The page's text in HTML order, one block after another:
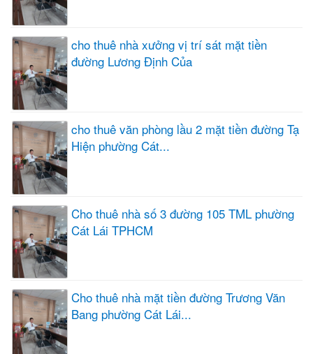
cho thuê nhà xưởng vị trí sát mặt tiền
đường Lương Định Của
cho thuê văn phòng lầu 2 mặt tiền đường Tạ
Hiện phường Cát...
Cho thuê nhà số 3 đường 105 TML phường
Cát Lái TPHCM
Cho thuê nhà mặt tiền đường Trương Văn
Bang phường Cát Lái...